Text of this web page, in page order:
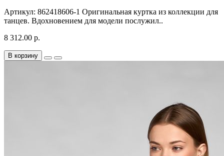
Артикул: 862418606-1 Оригинальная куртка из коллекции для
танцев. Вдохновением для модели послужил..
8 312.00 р.
В корзину